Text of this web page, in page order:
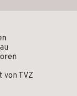
von TVZ